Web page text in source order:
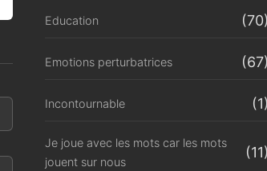
Education (70)
Emotions perturbatrices (67)
Incontournable (1)
Je joue avec les mots car les mots
jouent sur nous
(11)